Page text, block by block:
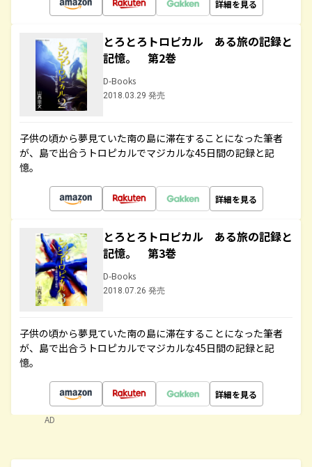
詳細を見る
とろとろトロピカル ある旅の記録と
記憶。 第2巻
D-Books
2018.03.29 発売
子供の頃から夢見ていた南の島に滞在することになった筆者
が、島で出合うトロピカルでマジカルな45日間の記録と記
憶。
詳細を見る
とろとろトロピカル ある旅の記録と
記憶。 第3巻
D-Books
2018.07.26 発売
子供の頃から夢見ていた南の島に滞在することになった筆者
が、島で出合うトロピカルでマジカルな45日間の記録と記
憶。
詳細を見る
AD